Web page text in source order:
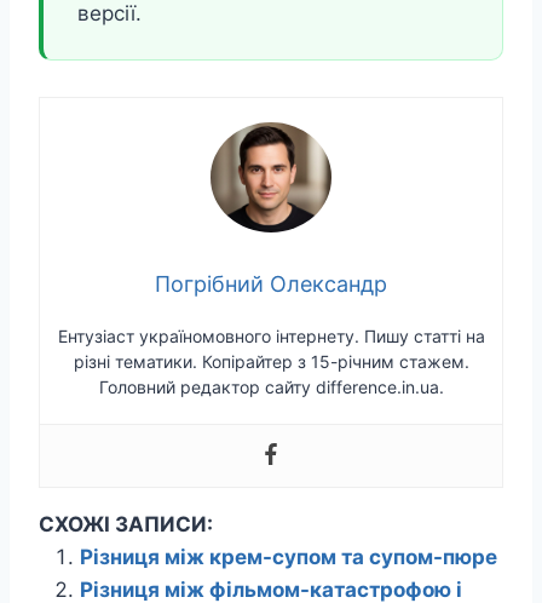
версії.
Погрібний Олександр
Ентузіаст україномовного інтернету. Пишу статті на
різні тематики. Копірайтер з 15-річним стажем.
Головний редактор сайту difference.in.ua.
СХОЖІ ЗАПИСИ:
Різниця між крем-супом та супом-пюре
Різниця між фільмом-катастрофою і